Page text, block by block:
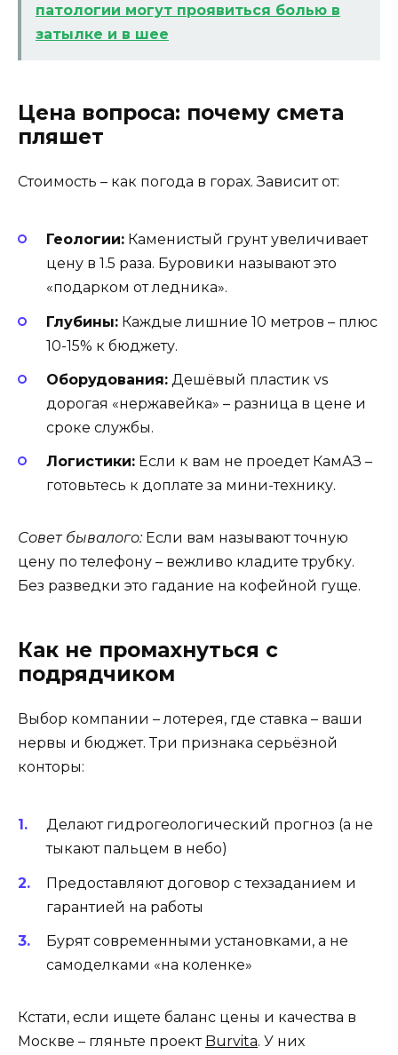
патологии могут проявиться болью в
затылке и в шее
Цена вопроса: почему смета
пляшет
Стоимость – как погода в горах. Зависит от:
Геологии: Каменистый грунт увеличивает
цену в 1.5 раза. Буровики называют это
«подарком от ледника».
Глубины: Каждые лишние 10 метров – плюс
10-15% к бюджету.
Оборудования: Дешёвый пластик vs
дорогая «нержавейка» – разница в цене и
сроке службы.
Логистики: Если к вам не проедет КамАЗ –
готовьтесь к доплате за мини-технику.
Совет бывалого:Если вам называют точную
цену по телефону – вежливо кладите трубку.
Без разведки это гадание на кофейной гуще.
Как не промахнуться с
подрядчиком
Выбор компании – лотерея, где ставка – ваши
нервы и бюджет. Три признака серьёзной
конторы:
Делают гидрогеологический прогноз (а не
тыкают пальцем в небо)
Предоставляют договор с техзаданием и
гарантией на работы
Бурят современными установками, а не
самоделками «на коленке»
Кстати, если ищете баланс цены и качества в
Москве – гляньте проект Burvita. У них